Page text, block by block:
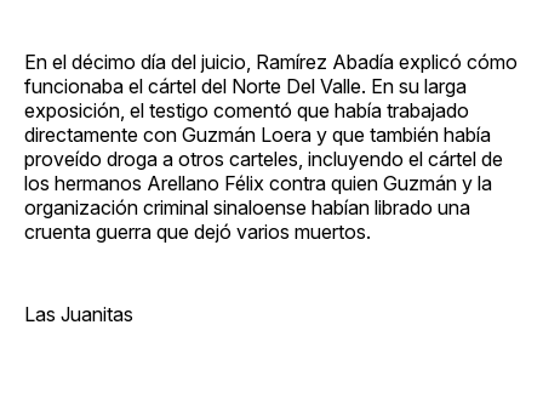
En el décimo día del juicio, Ramírez Abadía explicó cómo
funcionaba el cártel del Norte Del Valle. En su larga
exposición, el testigo comentó que había trabajado
directamente con Guzmán Loera y que también había
proveído droga a otros carteles, incluyendo el cártel de
los hermanos Arellano Félix contra quien Guzmán y la
organización criminal sinaloense habían librado una
cruenta guerra que dejó varios muertos.
Las Juanitas